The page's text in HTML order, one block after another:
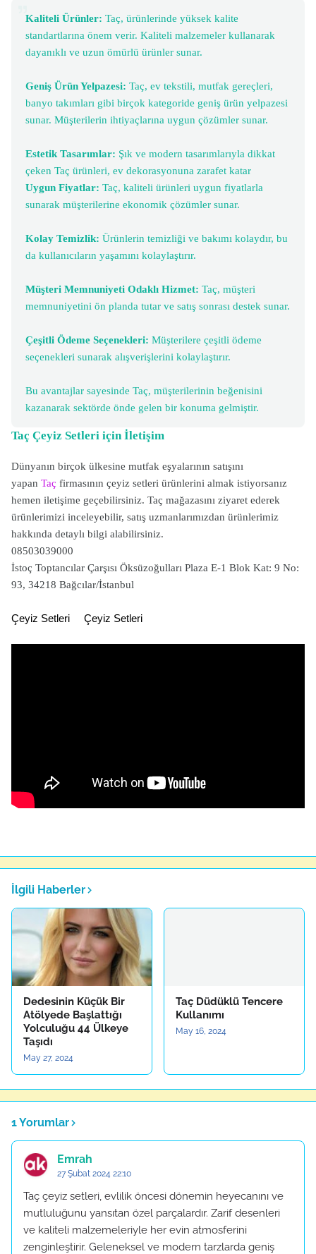
Kaliteli Ürünler: Taç, ürünlerinde yüksek kalite
standartlarına önem verir. Kaliteli malzemeler kullanarak
dayanıklı ve uzun ömürlü ürünler sunar.
Geniş Ürün Yelpazesi: Taç, ev tekstili, mutfak gereçleri,
banyo takımları gibi birçok kategoride geniş ürün yelpazesi
sunar. Müşterilerin ihtiyaçlarına uygun çözümler sunar.
Estetik Tasarımlar: Şık ve modern tasarımlarıyla dikkat
çeken Taç ürünleri, ev dekorasyonuna zarafet katar
Uygun Fiyatlar: Taç, kaliteli ürünleri uygun fiyatlarla
sunarak müşterilerine ekonomik çözümler sunar.
Kolay Temizlik: Ürünlerin temizliği ve bakımı kolaydır, bu
da kullanıcıların yaşamını kolaylaştırır.
Müşteri Memnuniyeti Odaklı Hizmet: Taç, müşteri
memnuniyetini ön planda tutar ve satış sonrası destek sunar.
Çeşitli Ödeme Seçenekleri: Müşterilere çeşitli ödeme
seçenekleri sunarak alışverişlerini kolaylaştırır.
Bu avantajlar sayesinde Taç, müşterilerinin beğenisini
kazanarak sektörde önde gelen bir konuma gelmiştir.
Taç Çeyiz Setleri için İletişim
Dünyanın birçok ülkesine mutfak eşyalarının satışını
yapan Taç firmasının çeyiz setleri ürünlerini almak istiyorsanız
hemen iletişime geçebilirsiniz. Taç mağazasını ziyaret ederek
ürünlerimizi inceleyebilir, satış uzmanlarımızdan ürünlerimiz
hakkında detaylı bilgi alabilirsiniz.
08503039000
İstoç Toptancılar Çarşısı Öksüzoğulları Plaza E-1 Blok Kat: 9 No:
93, 34218 Bağcılar/İstanbul
Çeyiz Setleri Çeyiz Setleri
İlgili Haberler
Dedesinin Küçük Bir
Atölyede Başlattığı
Yolculuğu 44 Ülkeye
Taşıdı
May 27, 2024
Taç Düdüklü Tencere
Kullanımı
May 16, 2024
1 Yorumlar
Emrah
27 Şubat 2024 22:10
Taç çeyiz setleri, evlilik öncesi dönemin heyecanını ve
mutluluğunu yansıtan özel parçalardır. Zarif desenleri
ve kaliteli malzemeleriyle her evin atmosferini
zenginleştirir. Geleneksel ve modern tarzlarda geniş